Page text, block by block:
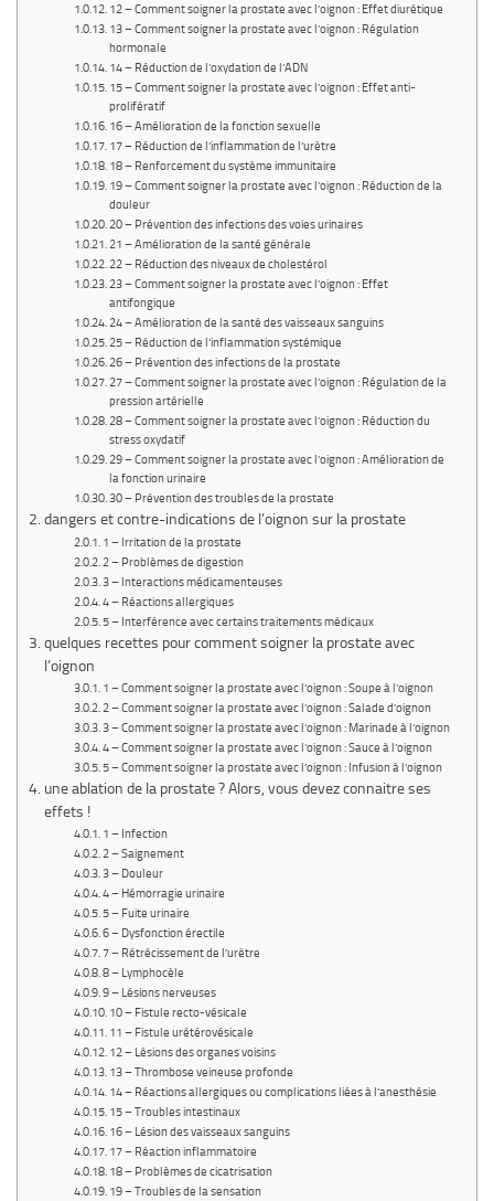
12 – Comment soigner la prostate avec l’oignon : Effet diurétique
13 – Comment soigner la prostate avec l’oignon : Régulation
hormonale
14 – Réduction de l’oxydation de l’ADN
15 – Comment soigner la prostate avec l’oignon : Effet anti-
prolifératif
16 – Amélioration de la fonction sexuelle
17 – Réduction de l’inflammation de l’urètre
18 – Renforcement du système immunitaire
19 – Comment soigner la prostate avec l’oignon : Réduction de la
douleur
20 – Prévention des infections des voies urinaires
21 – Amélioration de la santé générale
22 – Réduction des niveaux de cholestérol
23 – Comment soigner la prostate avec l’oignon : Effet
antifongique
24 – Amélioration de la santé des vaisseaux sanguins
25 – Réduction de l’inflammation systémique
26 – Prévention des infections de la prostate
27 – Comment soigner la prostate avec l’oignon : Régulation de la
pression artérielle
28 – Comment soigner la prostate avec l’oignon : Réduction du
stress oxydatif
29 – Comment soigner la prostate avec l’oignon : Amélioration de
la fonction urinaire
30 – Prévention des troubles de la prostate
dangers et contre-indications de l’oignon sur la prostate
1 – Irritation de la prostate
2 – Problèmes de digestion
3 – Interactions médicamenteuses
4 – Réactions allergiques
5 – Interférence avec certains traitements médicaux
quelques recettes pour comment soigner la prostate avec
l’oignon
1 – Comment soigner la prostate avec l’oignon : Soupe à l’oignon
2 – Comment soigner la prostate avec l’oignon : Salade d’oignon
3 – Comment soigner la prostate avec l’oignon : Marinade à l’oignon
4 – Comment soigner la prostate avec l’oignon : Sauce à l’oignon
5 – Comment soigner la prostate avec l’oignon : Infusion à l’oignon
une ablation de la prostate ? Alors, vous devez connaitre ses
effets !
1 – Infection
2 – Saignement
3 – Douleur
4 – Hémorragie urinaire
5 – Fuite urinaire
6 – Dysfonction érectile
7 – Rétrécissement de l’urètre
8 – Lymphocèle
9 – Lésions nerveuses
10 – Fistule recto-vésicale
11 – Fistule urétérovésicale
12 – Lésions des organes voisins
13 – Thrombose veineuse profonde
14 – Réactions allergiques ou complications liées à l’anesthésie
15 – Troubles intestinaux
16 – Lésion des vaisseaux sanguins
17 – Réaction inflammatoire
18 – Problèmes de cicatrisation
19 – Troubles de la sensation